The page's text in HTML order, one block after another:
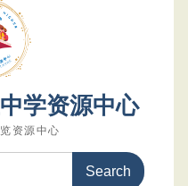
学资源中心
资源中心